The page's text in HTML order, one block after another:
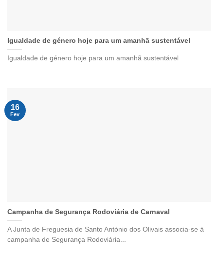
Igualdade de género hoje para um amanhã sustentável
Igualdade de género hoje para um amanhã sustentável
Campanha de Segurança Rodoviária de Carnaval
A Junta de Freguesia de Santo António dos Olivais associa-se à
campanha de Segurança Rodoviária...
16
Fev